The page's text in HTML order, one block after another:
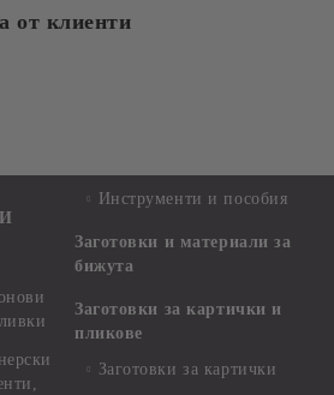
от клиенти
Инструменти и пособия
Заготовки и материали за
бижута
Заготовки за картички и
пликове
Заготовки за картички